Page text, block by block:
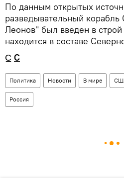
По данным открытых
разведывательный корабль
Леонов" был введен в строй
находится в составе
C̲ C
Политика Новости В мире
Россия